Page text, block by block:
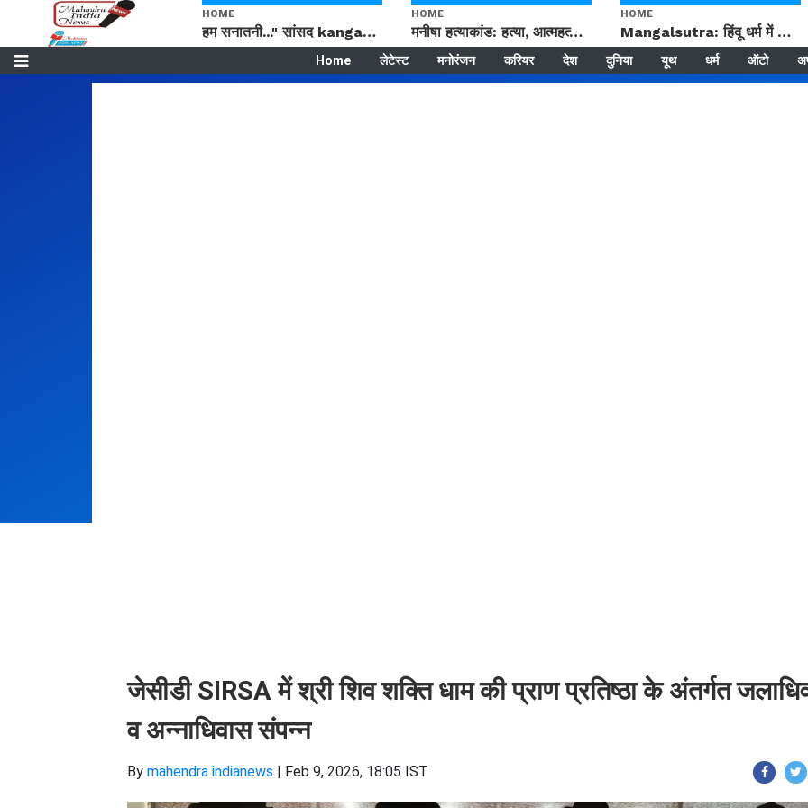
HOME
हम सनातनी..." सांसद kangana Ranaut से क्या बोली लड़की? Viral Jantar-Mantar | CJP protest
HOME
मनीषा हत्याकांड: हत्या, आत्महत्या या कोई बड़ा राज? | Full Story | Josh Haryana
HOME
Mangalsutra: हिंदू धर्म में शादी के बाद मंगलसूत्र क्यों पहनती है महिलाएं, किसने शुरु की ये परंपरा
Home लेटेस्ट मनोरंजन करियर देश दुनिया यूथ धर्म ऑटो
जेसीडी SIRSA में श्री शिव शक्ति धाम की प्राण प्रतिष्ठा के अंतर्गत
व अन्नाधिवास संपन्न
By mahendra indianews | Feb 9, 2026, 18:05 IST